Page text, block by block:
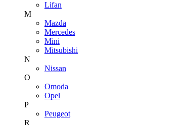
Lifan
M
Mazda
Mercedes
Mini
Mitsubishi
N
Nissan
O
Omoda
Opel
P
Peugeot
R